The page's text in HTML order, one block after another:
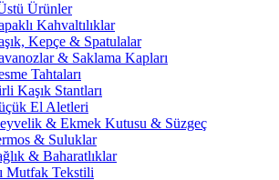
Ürünler
Kahvaltılıklar
Kepçe & Spatulalar
& Saklama Kapları
Tahtaları
Kaşık Stantları
El Aletleri
& Ekmek Kutusu & Süzgeç
& Suluklar
& Baharatlıklar
Mutfak Tekstili